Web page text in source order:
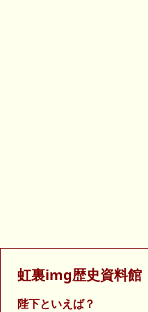
虹裏img歴史資料館
陛下といえば？